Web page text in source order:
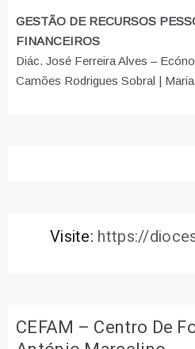
GESTÃO DE RECURSOS
FINANCEIROS
Diác. José Ferreira Alves –
Camões Rodrigues Sobral |
Visite: https://
CEFAM – Centro De